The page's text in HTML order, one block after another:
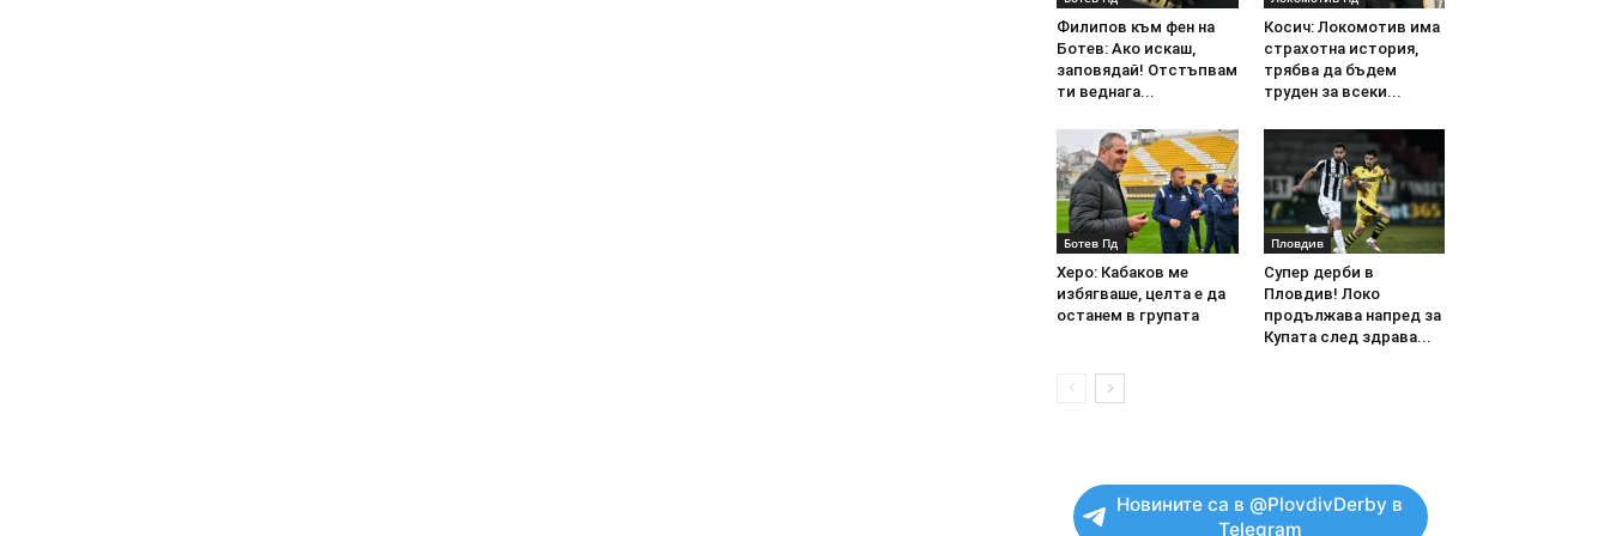
Филипов към фен на
Ботев: Ако искаш,
заповядай! Отстъпвам
ти веднага...
Косич: Локомотив има
страхотна история,
трябва да бъдем
труден за всеки...
Ботев Пд
Херо: Кабаков ме
избягваше, целта е да
останем в групата
Пловдив
Супер дерби в
Пловдив! Локо
продължава напред за
Купата след здрава...
Новините са в @PlovdivDerby в
Telegram